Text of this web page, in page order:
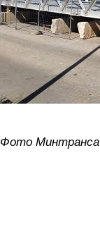
Фото Минтранса